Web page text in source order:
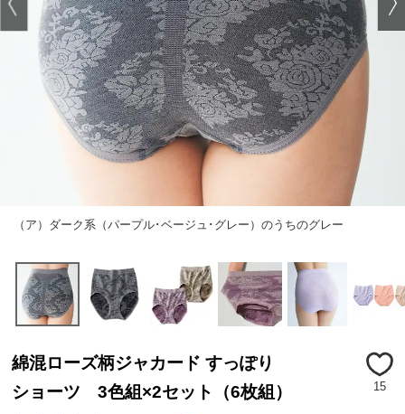
（ア）ダーク系（パープル･ベージュ･グレー）のうちのグレー
綿混ローズ柄ジャカード すっぽり
ショーツ 3色組×2セット（6枚組）
15